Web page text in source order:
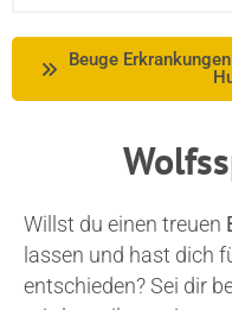
Beuge
Willst du einen treuen
lassen und hast dich
entschieden? Sei dir